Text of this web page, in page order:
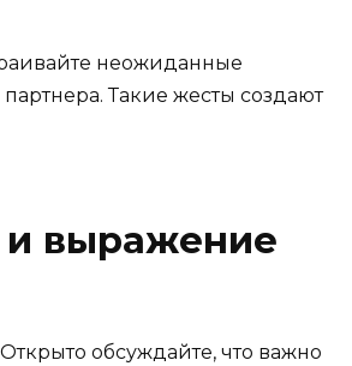
неожиданные
Такие жесты создают
выражение
обсуждайте, что важно